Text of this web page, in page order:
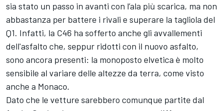
sia stato un passo in avanti con l’ala più scarica, ma non
abbastanza per battere i rivali e superare la tagliola del
Q1. Infatti, la C46 ha sofferto anche gli avvallementi
dell'asfalto che, seppur ridotti con il nuovo asfalto,
sono ancora presenti: la monoposto elvetica è molto
sensibile al variare delle altezze da terra, come visto
anche a Monaco.
Dato che le vetture sarebbero comunque partite dal